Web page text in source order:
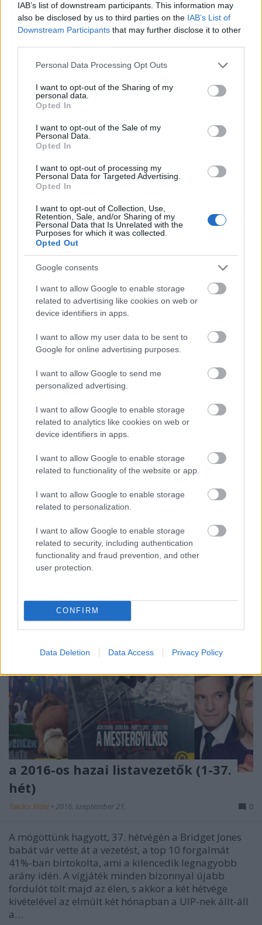
IAB’s list of downstream participants. This information may
also be disclosed by us to third parties on the IAB’s List of
Downstream Participants that may further disclose it to other
Please note that this website/app uses one or more Google
not limited to your visit or usage behaviour. You may click to
grant or deny consent to Google and its third-party tags to
use your data for below specified purposes in below Google
consent section.
Personal Data Processing Opt Outs
I want to opt-out of the Sharing of my
personal data.
Opted In
I want to opt-out of the Sale of my
Personal Data.
Opted In
I want to opt-out of processing my
Personal Data for Targeted Advertising.
Opted In
I want to opt-out of Collection, Use,
Retention, Sale, and/or Sharing of my
Personal Data that Is Unrelated with the
Purposes for which it was collected.
Opted Out
Google consents
I want to allow Google to enable storage
related to advertising like cookies on web or
device identifiers in apps.
I want to allow my user data to be sent to
Google for online advertising purposes.
I want to allow Google to send me
personalized advertising.
I want to allow Google to enable storage
related to analytics like cookies on web or
device identifiers in apps.
I want to allow Google to enable storage
related to functionality of the website or app.
I want to allow Google to enable storage
related to personalization.
I want to allow Google to enable storage
related to security, including authentication
functionality and fraud prevention, and other
user protection.
CONFIRM
Data Deletion Data Access Privacy Policy
a 2016-os hazai listavezetők (1-38.
Takács Máté•2016. szeptember 28.
Bridget Jones stabilan tartotta magát az élen az
elmúlt hétvégén, amikor is sikerrel teljesítette túl az
kezdő és Az útvesztő: Tűzpróba mindegyike 30 ezer
néző felett képviselte magát). A továbbiak azonban
már kérdésesek: ha a Vándorsólyom kisasszony…
Takács Máté• 2016. szeptember 27.
Ebben az új, határozatlan időközönként jelentkező
rovatban egy súlyos hiányosságot igyekszem
pótolni, már ami egy box office-szal kiemelten
foglalkozó blognál jelentkezhet. Az utóbbi pár évben
sokat emlegetett, de fel talán nem teljesen fogott
kínai piac eseményeire, filmjeire térek ki pár…
a 2016-os hazai listavezetők (1-37.
hét)
Takács Máté • 2016. szeptember 21. 0
A mögöttünk hagyott, 37. hétvégén a Bridget Jones
babát vár vette át a vezetést, a top 10 forgalmát
41%-ban birtokolta, ami a kilencedik legnagyobb
arány idén. A vígjáték minden bizonnyal újabb
fordulót tölt majd az élen, s akkor a két hétvége
kivételével az elmúlt két hónapban a UIP-nek állt-áll
a…